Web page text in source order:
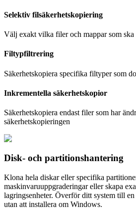
Selektiv filsäkerhetskopiering
Välj exakt vilka filer och mappar som ska
Filtypfiltrering
Säkerhetskopiera specifika filtyper som
Inkrementella säkerhetskopior
Säkerhetskopiera endast filer som har
säkerhetskopieringen
Disk- och partitionshantering
Klona hela diskar eller specifika
maskinvaruuppgraderingar eller skapa
lagringsenheter. Överför ditt system till
utan att installera om Windows.